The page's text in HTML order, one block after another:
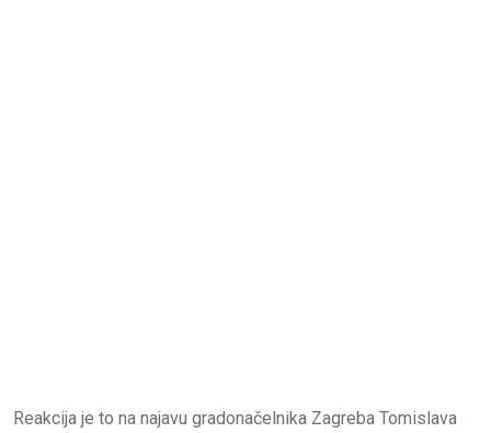
Reakcija je to na najavu gradonačelnika Zagreba Tomislava